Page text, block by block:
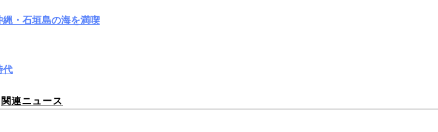
・石垣島の海を満喫
代
関連ニュース